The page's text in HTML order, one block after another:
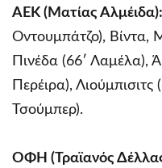
ΑΕΚ (Ματίας Αλμέιδα):
Οντουμπάτζο), Βίντα,
Πινέδα (66′ Λαμέλα),
Περέιρα),
Τσούμπερ).
ΟΦΗ (Τραϊανός